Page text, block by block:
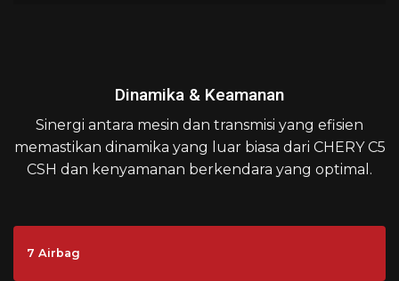
Dinamika & Keamanan
Sinergi antara mesin dan transmisi yang efisien
memastikan dinamika yang luar biasa dari CHERY C5
CSH dan kenyamanan berkendara yang optimal.
7 Airbag